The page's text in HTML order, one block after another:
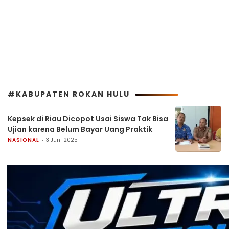
#KABUPATEN ROKAN HULU
Kepsek di Riau Dicopot Usai Siswa Tak Bisa
Ujian karena Belum Bayar Uang Praktik
NASIONAL 3 Juni 2025